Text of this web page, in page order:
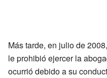
Más tarde, en julio de
le prohibió ejercer la
ocurrió debido a su